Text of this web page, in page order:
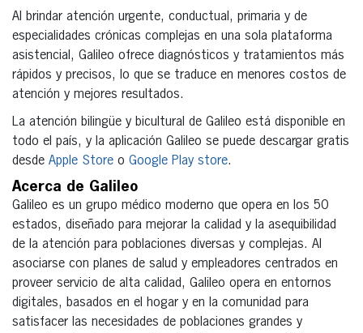
Al brindar atención urgente, conductual, primaria y de
especialidades crónicas complejas en una sola plataforma
asistencial, Galileo ofrece diagnósticos y tratamientos más
rápidos y precisos, lo que se traduce en menores costos de
atención y mejores resultados.
La atención bilingüe y bicultural de Galileo está disponible en
todo el país, y la aplicación Galileo se puede descargar gratis
desde Apple Store o Google Play store.
Acerca de Galileo
Galileo es un grupo médico moderno que opera en los 50
estados, diseñado para mejorar la calidad y la asequibilidad
de la atención para poblaciones diversas y complejas. Al
asociarse con planes de salud y empleadores centrados en
proveer servicio de alta calidad, Galileo opera en entornos
digitales, basados en el hogar y en la comunidad para
satisfacer las necesidades de poblaciones grandes y